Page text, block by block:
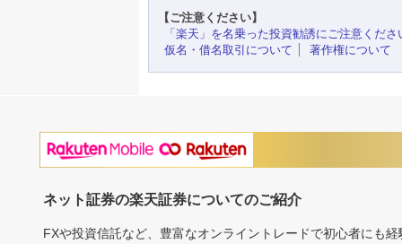
【ご注意ください】
「楽天」を名乗った投資勧誘にご注意くださ
仮名・借名取引について
著作権について
ネット証券の楽天証券についてのご紹介
FXや投資信託など、豊富なオンライントレードで初心者にも